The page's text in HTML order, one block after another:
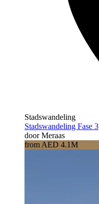
Stadswandeling
Stadswandeling Fase 3
door Meraas
from AED 4.1M